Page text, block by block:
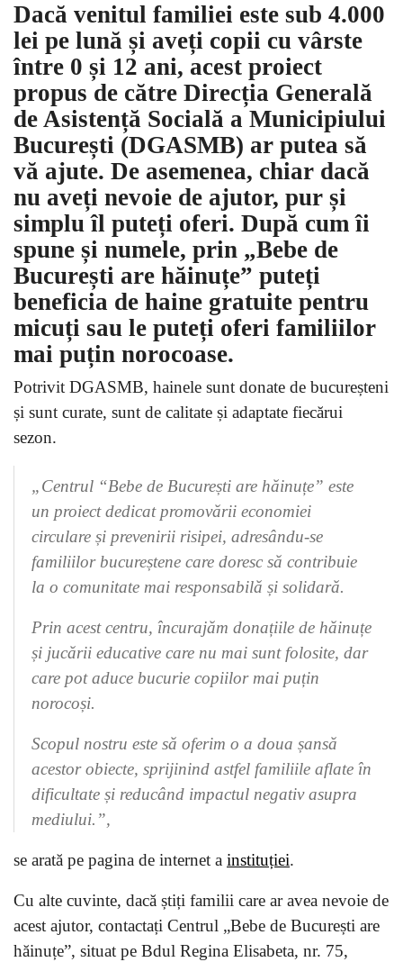
Dacă venitul familiei este sub 4.000
lei pe lună și aveți copii cu vârste
între 0 și 12 ani, acest proiect
propus de către Direcția Generală
de Asistență Socială a Municipiului
București (DGASMB) ar putea să
vă ajute. De asemenea, chiar dacă
nu aveți nevoie de ajutor, pur și
simplu îl puteți oferi. După cum îi
spune și numele, prin „Bebe de
București are hăinuțe” puteți
beneficia de haine gratuite pentru
micuți sau le puteți oferi familiilor
mai puțin norocoase.
Potrivit DGASMB, hainele sunt donate de bucureșteni
și sunt curate, sunt de calitate și adaptate fiecărui
sezon.
„Centrul “Bebe de București are hăinuțe” este
un proiect dedicat promovării economiei
circulare și prevenirii risipei, adresându-se
familiilor bucureștene care doresc să contribuie
la o comunitate mai responsabilă și solidară.
Prin acest centru, încurajăm donațiile de hăinuțe
și jucării educative care nu mai sunt folosite, dar
care pot aduce bucurie copiilor mai puțin
norocoși.
Scopul nostru este să oferim o a doua șansă
acestor obiecte, sprijinind astfel familiile aflate în
dificultate și reducând impactul negativ asupra
mediului.”,
se arată pe pagina de internet a instituției.
Cu alte cuvinte, dacă știți familii care ar avea nevoie de
acest ajutor, contactați Centrul „Bebe de București are
hăinuțe”, situat pe Bdul Regina Elisabeta, nr. 75,